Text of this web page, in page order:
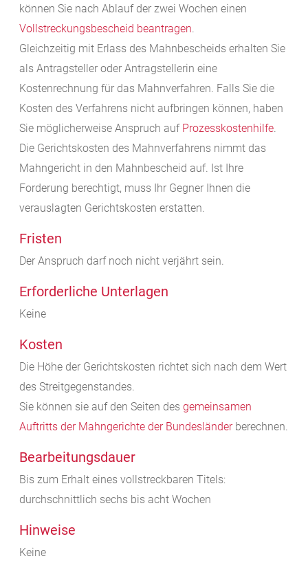
können Sie nach Ablauf der zwei Wochen einen
Vollstreckungsbescheid beantragen.
Gleichzeitig mit Erlass des Mahnbescheids erhalten Sie
als Antragsteller oder Antragstellerin eine
Kostenrechnung für das Mahnverfahren. Falls Sie die
Kosten des Verfahrens nicht aufbringen können, haben
Sie möglicherweise Anspruch auf Prozesskostenhilfe.
Die Gerichtskosten des Mahnverfahrens nimmt das
Mahngericht in den Mahnbescheid auf. Ist Ihre
Forderung berechtigt, muss Ihr Gegner Ihnen die
verauslagten Gerichtskosten erstatten.
Fristen
Der Anspruch darf noch nicht verjährt sein.
Erforderliche Unterlagen
Keine
Kosten
Die Höhe der Gerichtskosten richtet sich nach dem Wert
des Streitgegenstandes.
Sie können sie auf den Seiten des gemeinsamen
Auftritts der Mahngerichte der Bundesländerberechnen.
Bearbeitungsdauer
Bis zum Erhalt eines vollstreckbaren Titels:
durchschnittlich sechs bis acht Wochen
Hinweise
Keine